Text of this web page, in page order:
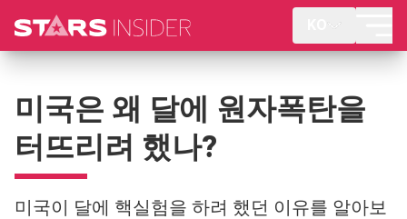
미국은 왜 달에 원자폭탄을
터뜨리려 했나?
미국이 달에 핵실험을 하려 했던 이유를 알아보